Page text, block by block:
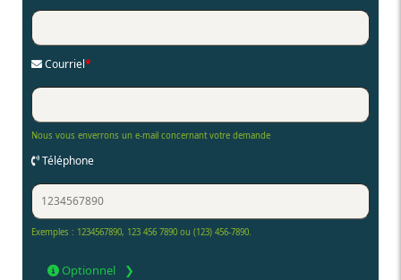
Courriel*
Nous vous enverrons un e-mail concernant votre demande
Téléphone
Exemples : 1234567890, 123 456 7890 ou (123) 456-7890.
Optionnel